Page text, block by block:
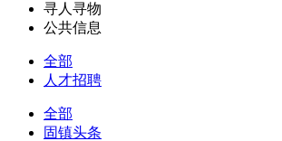
寻人寻物
公共信息
全部
人才招聘
全部
固镇头条